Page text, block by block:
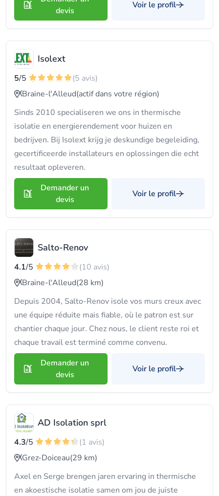
devis
Voir le profil
Isolext
5/5
(5 avis)
Braine-l'Alleud(actif dans votre région)
Sinds 2010 specialiseren we ons in thermische
isolatie en energierendement voor huizen en
bedrijven. Bij Isolext krijg je deskundige begeleiding,
gecertificeerde installateurs en oplossingen die echt
resultaat opleveren.
Demander un
devis
Voir le profil
Salto-Renov
4.1/5
(10 avis)
Braine-l'Alleud(28 km)
Depuis 2004, Salto-Renov isole vos murs creux avec
une équipe réduite mais fiable, où le patron est sur
chantier chaque jour. Chez nous, le client reste roi et
chaque travail est terminé comme convenu.
Demander un
devis
Voir le profil
AD Isolation sprl
4.3/5
(1 avis)
Grez-Doiceau(29 km)
Axel en Serge brengen jaren ervaring in thermische
en akoestische isolatie samen om jou de juiste